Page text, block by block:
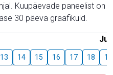
Kuupäevade paneelist on
30 päeva graafikuid.
13 14 15 16 17 18 19